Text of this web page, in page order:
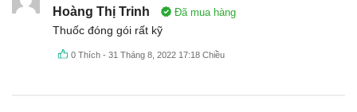
Được xếp
hạng55
sao
Hoàng Thị Trinh
Đã mua hàng
Thuốc đóng gói rất kỹ
0 Thích -31 Tháng 8, 2022 17:18 Chiều